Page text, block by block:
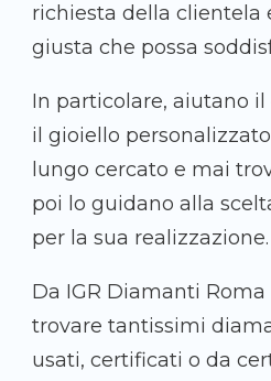
richiesta della clientela
giusta che possa
In particolare, aiutano
il gioiello
lungo cercato e mai
poi lo guidano alla
per la sua realizzazione.
Da IGR Diamanti
trovare tantissimi
usati, certificati o da